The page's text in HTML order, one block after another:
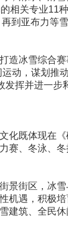
相关专业11
到亚布力等
造冰雪综合
动，谋划
挥并进一步
化既体现在
赛、冬泳、
景街区，冰
机遇，积极
筑、全民